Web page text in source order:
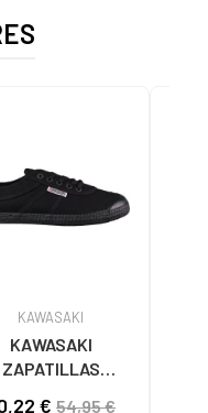
KAWASAKI
KAWASAKI
ZAPATILLAS
€ 54,95 €